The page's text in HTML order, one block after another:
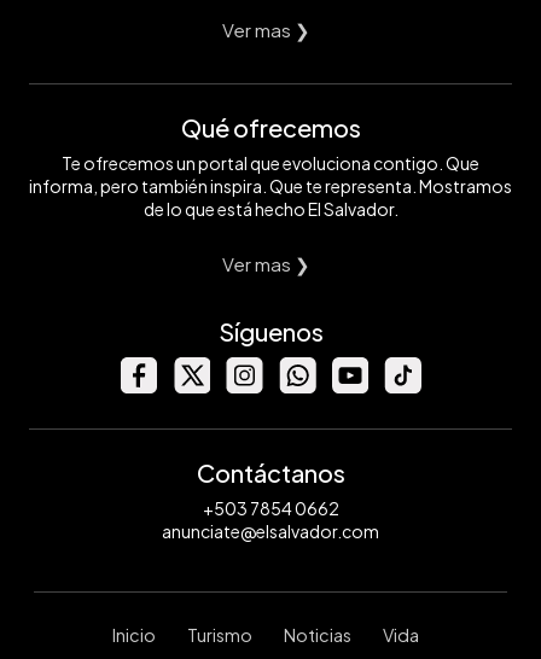
Ver mas ❯
Qué ofrecemos
Te ofrecemos un portal que evoluciona contigo. Que
informa, pero también inspira. Que te representa. Mostramos
de lo que está hecho El Salvador.
Ver mas ❯
Síguenos
Contáctanos
+503 7854 0662
anunciate@elsalvador.com
Inicio Turismo Noticias Vida